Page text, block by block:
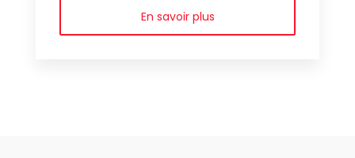
En savoir plus